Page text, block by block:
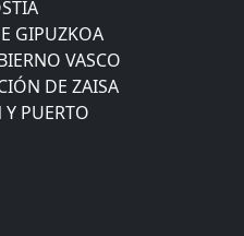
GIPUZKOA
VASCO
DE ZAISA
PUERTO
DE TRANSPORTES)